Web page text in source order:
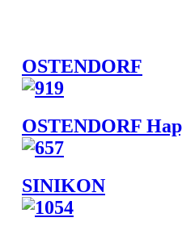
OSTENDORF
OSTENDORF
SINIKON